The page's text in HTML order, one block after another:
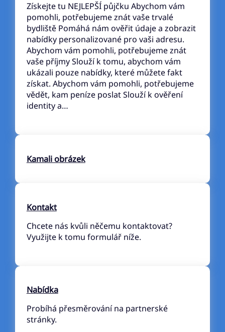
Získejte tu NEJLEPŠÍ půjčku Abychom vám
pomohli, potřebujeme znát vaše trvalé
bydliště Pomáhá nám ověřit údaje a zobrazit
nabídky personalizované pro vaši adresu.
Abychom vám pomohli, potřebujeme znát
vaše příjmy Slouží k tomu, abychom vám
ukázali pouze nabídky, které můžete fakt
získat. Abychom vám pomohli, potřebujeme
vědět, kam peníze poslat Slouží k ověření
identity a…
Kamali obrázek
Kontakt
Chcete nás kvůli něčemu kontaktovat?
Využijte k tomu formulář níže.
Nabídka
Probíhá přesměrování na partnerské
stránky.